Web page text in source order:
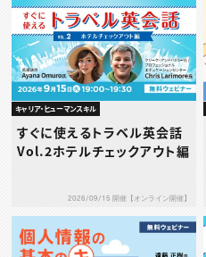
キャリア・ヒューマンスキル
すぐに使えるトラベル英会話
Vol.2ホテルチェックアウト編
2026/09/15 開催【オンライン開催】